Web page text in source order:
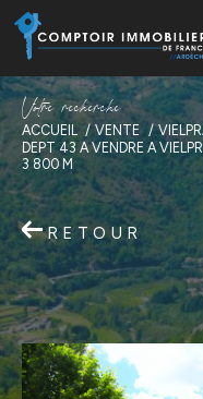
Votre recherche
ACCUEIL VENTE
DEPT 43 A VENDRE A
3 800 M
RETOUR